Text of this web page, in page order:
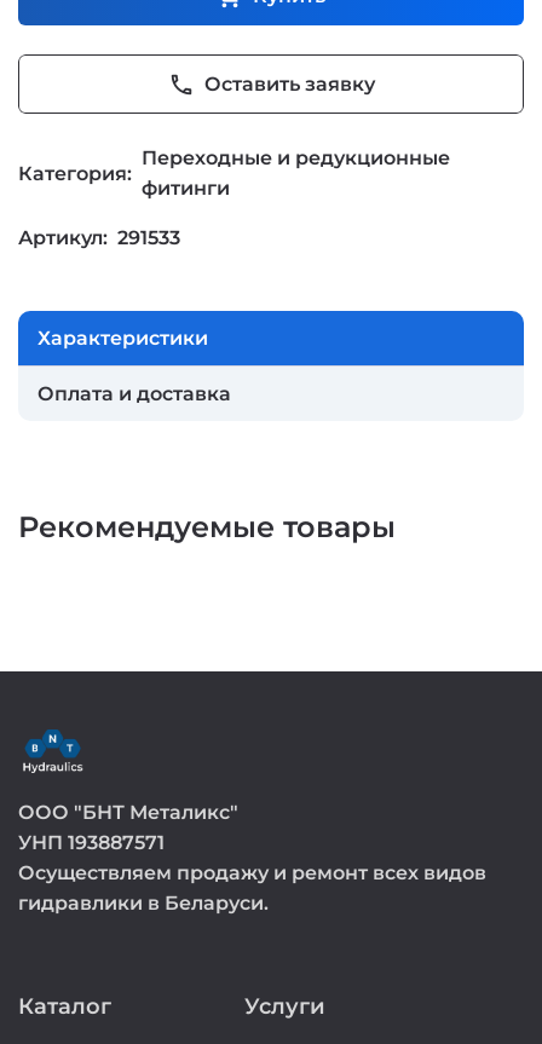
phone Оставить заявку
Категория:
Переходные и редукционные
фитинги
Артикул: 291533
Характеристики
Оплата и доставка
Рекомендуемые товары
ООО "БНТ Металикс"
УНП 193887571
Осуществляем продажу и ремонт всех видов
гидравлики в Беларуси.
Каталог Услуги